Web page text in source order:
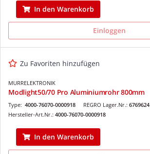
In den Warenkorb
Einloggen
Zu Favoriten hinzufügen
MURRELEKTRONIK
Modlight50/70 Pro Aluminiumrohr 800mm
REGRO Lager.Nr.: 6769624
Type: 4000-76070-0000918
Hersteller-Art.Nr.: 4000-76070-0000918
In den Warenkorb